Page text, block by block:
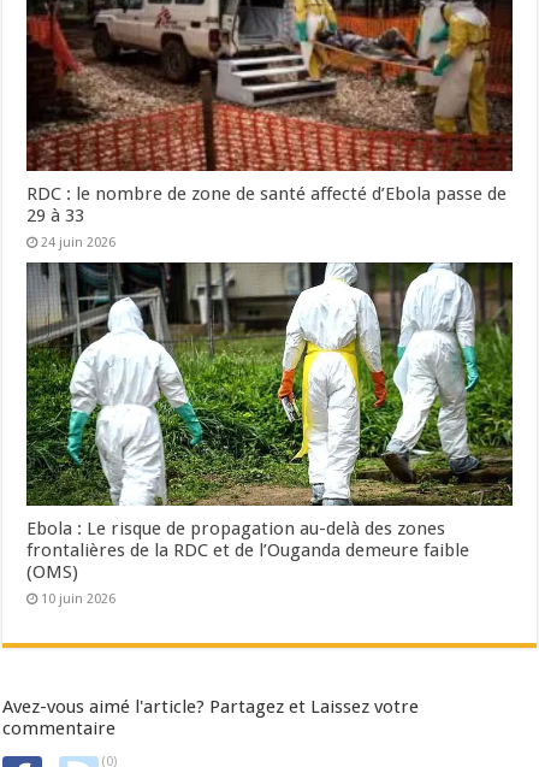
RDC : le nombre de zone de santé affecté d’Ebola passe de
29 à 33
24 juin 2026
Ebola : Le risque de propagation au-delà des zones
frontalières de la RDC et de l’Ouganda demeure faible
(OMS)
10 juin 2026
Avez-vous aimé l'article? Partagez et Laissez votre
commentaire
(0)